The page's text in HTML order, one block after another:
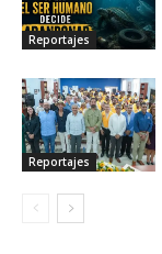
Reportajes
Reportajes